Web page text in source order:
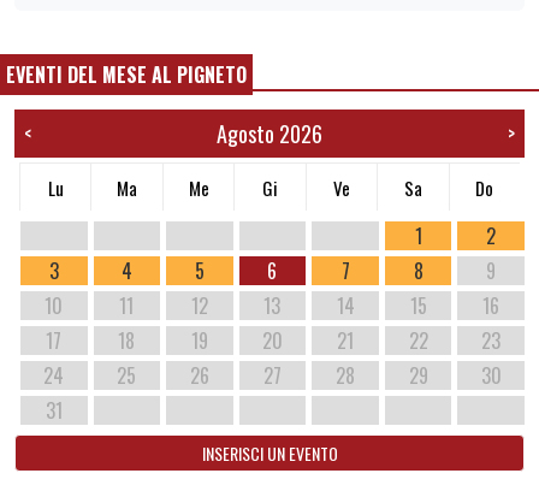
EVENTI DEL MESE AL PIGNETO
< Agosto 2026 >
Lu Ma Me Gi Ve Sa Do
1
2
3
4 5 6 7 8
9
10
11 12 13 14 15
16
17
18 19 20 21 22
23
24
25 26 27 28 29
30
31
INSERISCI UN EVENTO